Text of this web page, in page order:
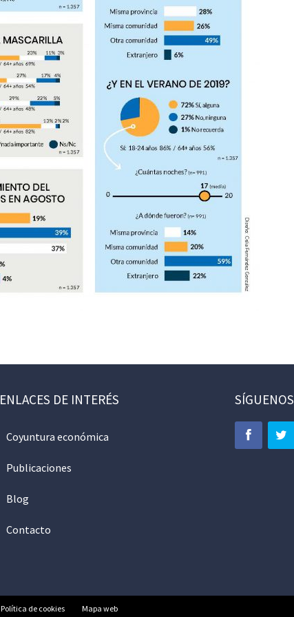
ENLACES DE INTERÉS
Coyuntura económica
Publicaciones
Blog
Contacto
SÍGUENOS
Política de cookies Mapa web